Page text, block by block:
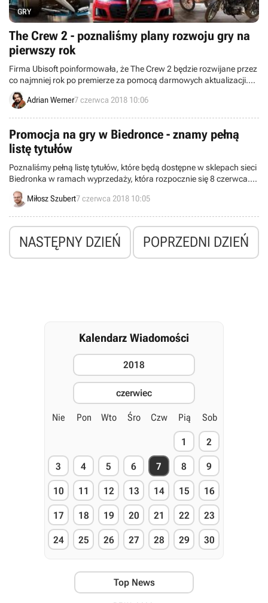
GRY
The Crew 2 - poznaliśmy plany rozwoju gry na
pierwszy rok
Firma Ubisoft poinformowała, że The Crew 2 będzie rozwijane przez
co najmniej rok po premierze za pomocą darmowych aktualizacji.
Co miesiąc otrzymamy dwa nowe pojazdy, a co trzy miesiące duży
patch z dodatkowymi trybami, maszynami i opcjami. Ponadto
Adrian Werner7 czerwca 2018 10:06
Promocja na gry w Biedronce - znamy pełną
listę tytułów
Poznaliśmy pełną listę tytułów, które będą dostępne w sklepach sieci
Biedronka w ramach wyprzedaży, która rozpocznie się 8 czerwca.
Na liście znalazły się takie produkcje jak LEGO City: Tajny Agent, The
Elder Scrolls V: Skyrim Special Edition czy Get Even.
Miłosz Szubert7 czerwca 2018 10:05
NASTĘPNY DZIEŃ POPRZEDNI DZIEŃ
Kalendarz Wiadomości
2018
czerwiec
Nie Pon Wto Śro Czw Pią Sob
1 2
3 4 5 6 7 8 9
10 11 12 13 14 15 16
17 18 19 20 21 22 23
24 25 26 27 28 29 30
Top News